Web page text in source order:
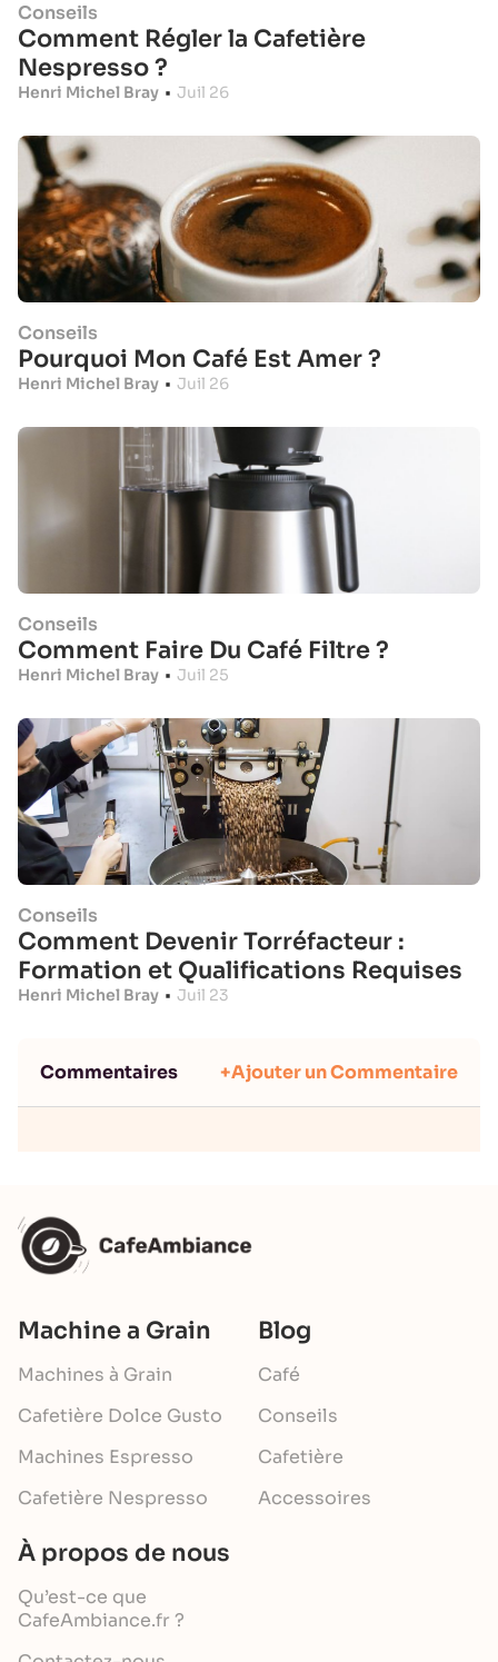
Conseils
Comment Régler la Cafetière
Nespresso ?
Henri Michel Bray • Juil 26
Conseils
Pourquoi Mon Café Est Amer ?
Henri Michel Bray • Juil 26
Conseils
Comment Faire Du Café Filtre ?
Henri Michel Bray • Juil 25
Conseils
Comment Devenir Torréfacteur :
Formation et Qualifications Requises
Henri Michel Bray • Juil 23
Commentaires +Ajouter un Commentaire
Machine a Grain
Machines à Grain
Cafetière Dolce Gusto
Machines Espresso
Cafetière Nespresso
Blog
Café
Conseils
Cafetière
Accessoires
À propos de nous
Qu’est-ce que
CafeAmbiance.fr ?